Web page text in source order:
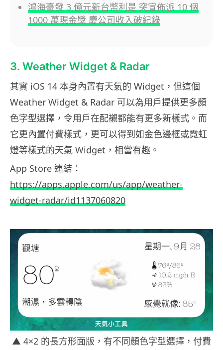
鴻海豪發 3 億元新台幣利是 突宣佈派 10 個
1000 萬現金獎 慶公司收入破紀錄
3. Weather Widget & Radar
其實 iOS 14 本身內置有天氣的 Widget，但這個
Weather Widget & Radar 可以為用戶提供更多顏
色字型選擇，令用戶在配襯都能有更多新樣式。而
它更內置付費樣式，更可以得到如金色邊框或霓虹
燈等樣式的天氣 Widget，相當有趣。
App Store 連結：
https://apps.apple.com/us/app/weather-
widget-radar/id1137060820
▲ 4×2 的長方形面版，有不同顏色字型選擇，付費